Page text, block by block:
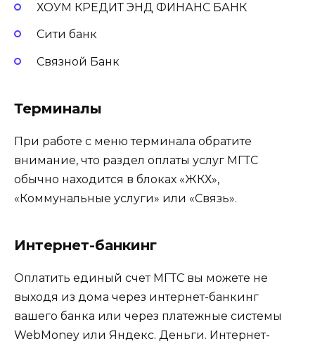
ХОУМ КРЕДИТ ЭНД ФИНАНС БАНК
Сити банк
Связной Банк
Терминалы
При работе с меню терминала обратите
внимание, что раздел оплаты услуг МГТС
обычно находится в блоках «ЖКХ»,
«Коммунальные услуги» или «Связь».
Интернет-банкинг
Оплатить единый счет МГТС вы можете не
выходя из дома через интернет-банкинг
вашего банка или через платежные системы
WebМоney или Яндекс. Деньги. Интернет-